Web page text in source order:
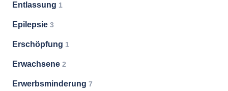
Entlassung 1
Epilepsie 3
Erschöpfung 1
Erwachsene 2
Erwerbsminderung 7